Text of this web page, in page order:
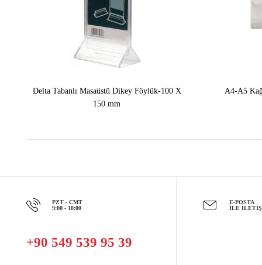
Delta Tabanlı Masaüstü Dikey Föylük-100 X
150 mm
A4-A5
PZT - CMT
9:00 - 18:00
+90 549 539 95 39
E-POSTA
İLE